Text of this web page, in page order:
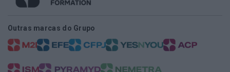
Outras marcas do Grupo